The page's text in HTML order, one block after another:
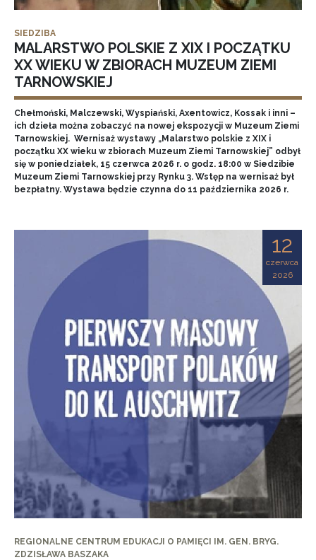
SIEDZIBA
MALARSTWO POLSKIE Z XIX I POCZĄTKU
XX WIEKU W ZBIORACH MUZEUM ZIEMI
TARNOWSKIEJ
Chełmoński, Malczewski, Wyspiański, Axentowicz, Kossak i inni –
ich dzieła można zobaczyć na nowej ekspozycji w Muzeum Ziemi
Tarnowskiej. Wernisaż wystawy „Malarstwo polskie z XIX i
początku XX wieku w zbiorach Muzeum Ziemi Tarnowskiej” odbył
się w poniedziałek, 15 czerwca 2026 r. o godz. 18:00 w Siedzibie
Muzeum Ziemi Tarnowskiej przy Rynku 3. Wstęp na wernisaż był
bezpłatny. Wystawa będzie czynna do 11 października 2026 r.
12
czerwca
2026
REGIONALNE CENTRUM EDUKACJI O PAMIĘCI IM. GEN. BRYG.
ZDZISŁAWA BASZAKA